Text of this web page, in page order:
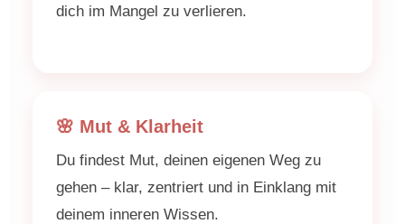
dich im Mangel zu verlieren.
🌸 Mut & Klarheit
Du findest Mut, deinen eigenen Weg zu
gehen – klar, zentriert und in Einklang mit
deinem inneren Wissen.